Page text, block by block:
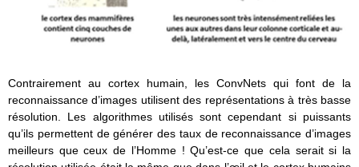
Contrairement au cortex humain, les ConvNets qui font de la
reconnaissance d’images utilisent des représentations à très basse
résolution. Les algorithmes utilisés sont cependant si puissants
qu’ils permettent de générer des taux de reconnaissance d’images
meilleurs que ceux de l’Homme ! Qu’est-ce que cela serait si la